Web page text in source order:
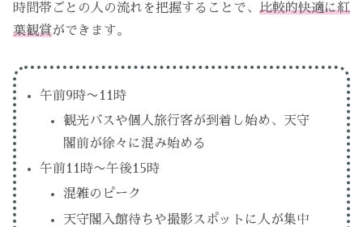
時間帯ごとの人の流れを把握することで、 比較的快適に紅
葉観賞ができます。
午前9時〜11時
観光バスや個人旅行客が到着し始め、天守
閣前が徐々に混み始める
午前11時〜午後15時
混雑のピーク
天守閣入館待ちや撮影スポットに人が集中